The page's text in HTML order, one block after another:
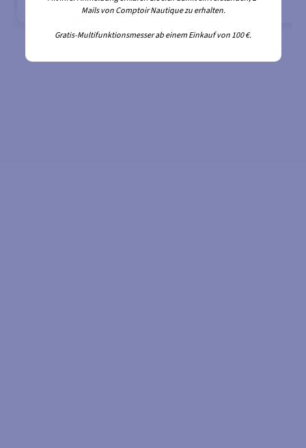
Mails von Comptoir Nautique zu erhalten.
Gratis-Multifunktionsmesser ab einem Einkauf von 100 €.